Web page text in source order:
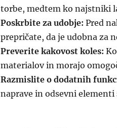
torbe, medtem ko najstniki
Poskrbite za udobje: Pred
prepričate, da je udobna za
Preverite kakovost koles:
materialov in morajo
Razmislite o dodatnih
naprave in odsevni